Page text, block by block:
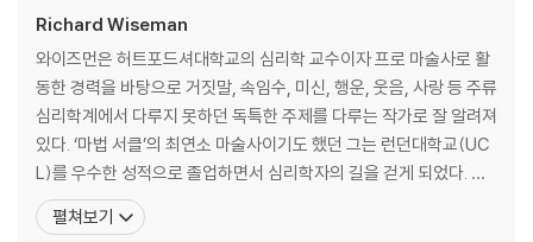
적을수록 좋다
쉬면서 일한다
3장 자신감을 통해 기적을 만들어내라
최종 선발된 7인의 어벤져스
어벤져스들의 호위무사
자신을 믿어야 성공한다
Richard Wiseman
와이즈먼은 허트포드셔대학교의 심리학 교수이자 프로 마술사로 활
동한 경력을 바탕으로 거짓말, 속임수, 미신, 행운, 웃음, 사랑 등 주류
심리학계에서 다루지 못하던 독특한 주제를 다루는 작가로 잘 알려져
있다. ‘마법 서클’의 최연소 마술사이기도 했던 그는 런던대학교(UC
L)를 우수한 성적으로 졸업하면서 심리학자의 길을 걷게 되었다. 그
후 에든버러대학교에서 심리학 박사학위를 취득했고, 20년 동안 허
트포드셔대학교 연구수석을 지냈다. 2005년 영국과학진흥재단의
펼쳐보기